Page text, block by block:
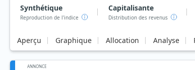
Synthétique
Reproduction de l'indice
Capitalisante
Distribution des revenus
Aperçu Graphique Allocation Analyse
ANNONCE